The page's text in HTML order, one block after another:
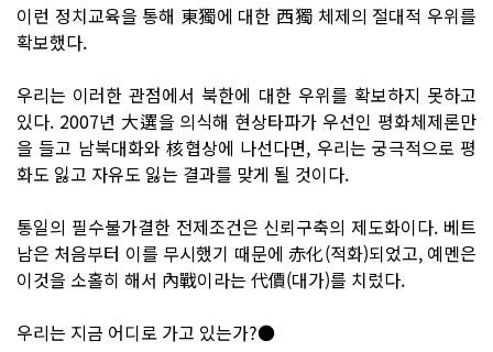
이런 정치교육을 통해 東獨에 대한 西獨 체제의 절대적 우위를
확보했다.
우리는 이러한 관점에서 북한에 대한 우위를 확보하지 못하고
있다. 2007년 大選을 의식해 현상타파가 우선인 평화체제론만
을 들고 남북대화와 核협상에 나선다면, 우리는 궁극적으로 평
화도 잃고 자유도 잃는 결과를 맞게 될 것이다.
통일의 필수불가결한 전제조건은 신뢰구축의 제도화이다. 베트
남은 처음부터 이를 무시했기 때문에 赤化(적화)되었고, 예멘은
이것을 소홀히 해서 內戰이라는 代價(대가)를 치렀다.
우리는 지금 어디로 가고 있는가?●